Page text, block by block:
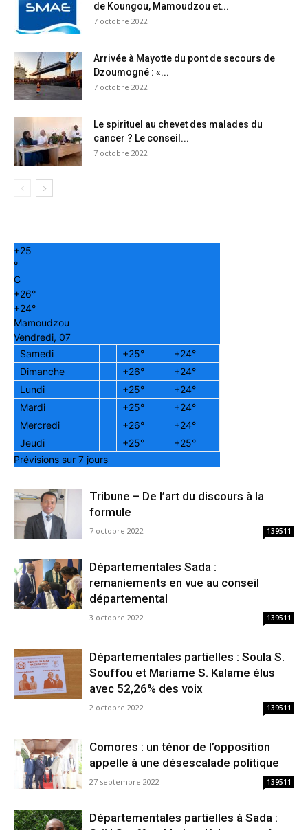
de Koungou, Mamoudzou et...
7 octobre 2022
Arrivée à Mayotte du pont de secours de
Dzoumogné : «...
7 octobre 2022
Le spirituel au chevet des malades du
cancer ? Le conseil...
7 octobre 2022
+25
°
C
+26°
+24°
Mamoudzou
Vendredi, 07
Samedi
+25° +24°
Dimanche
+26° +24°
Lundi
+25° +24°
Mardi
+25° +24°
Mercredi
+26° +24°
Jeudi
+25° +25°
Prévisions sur 7 jours
Tribune – De l’art du discours à la
formule
7 octobre 2022 139511
Départementales Sada :
remaniements en vue au conseil
départemental
3 octobre 2022 139511
Départementales partielles : Soula S.
Souffou et Mariame S. Kalame élus
avec 52,26% des voix
2 octobre 2022 139511
Comores : un ténor de l’opposition
appelle à une désescalade politique
27 septembre 2022 139511
Départementales partielles à Sada :